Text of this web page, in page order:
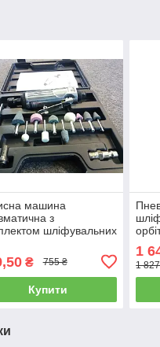
машина
з
шліфувальних
₴ 755 ₴
Купити
1
1